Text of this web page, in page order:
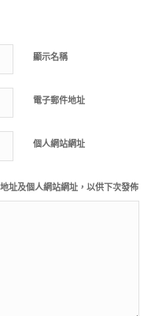
顯示名稱
電子郵件地址
個人網站網址
址及個人網站網址，以供下次發佈